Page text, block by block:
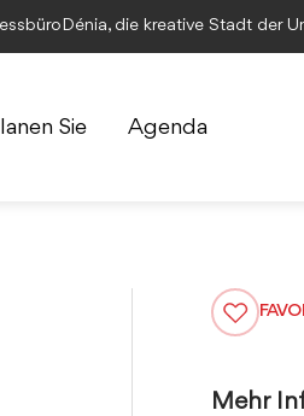
Dénia, die kreative Stadt der
Sie Agenda
Mehr